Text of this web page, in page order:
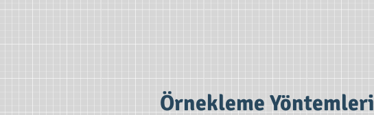
Örnekleme Yöntemleri